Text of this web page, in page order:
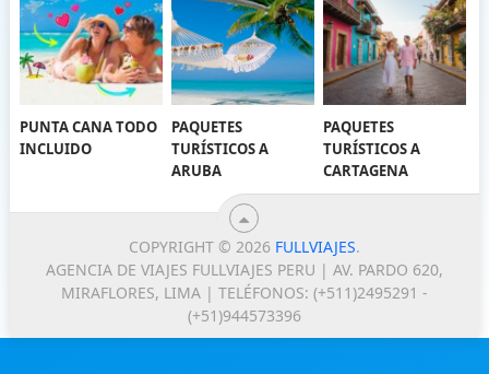
PUNTA CANA TODO
INCLUIDO
PAQUETES
TURÍSTICOS A
ARUBA
PAQUETES
TURÍSTICOS A
CARTAGENA
COPYRIGHT © 2026 FULLVIAJES.
AGENCIA DE VIAJES FULLVIAJES PERU | AV. PARDO 620,
MIRAFLORES, LIMA | TELÉFONOS: (+511)2495291 -
(+51)944573396